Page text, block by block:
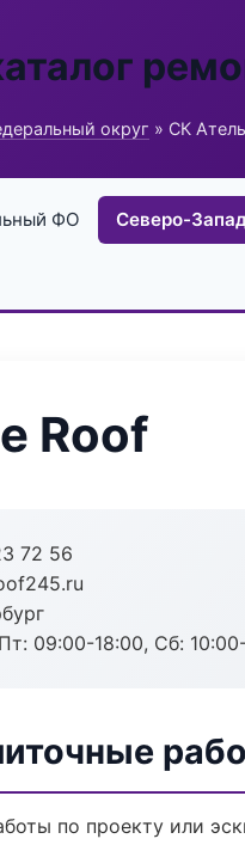
округ » СК
ФО Северо-
Roof
72 56
09:00-18:00, Сб:
по проекту или